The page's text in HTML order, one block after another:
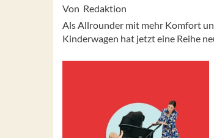
Von Redaktion
Als Allrounder mit mehr Komfort
Kinderwagen hat jetzt eine Reihe